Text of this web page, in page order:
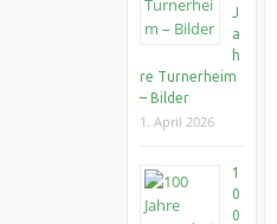
J
a
h
re Turnerheim
– Bilder
1. April 2026
1
0
0